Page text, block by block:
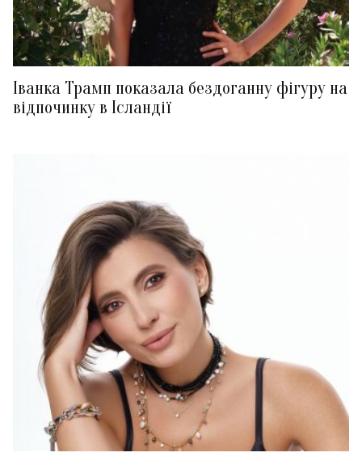
Іванка Трамп показала бездоганну фігуру на
відпочинку в Ісландії